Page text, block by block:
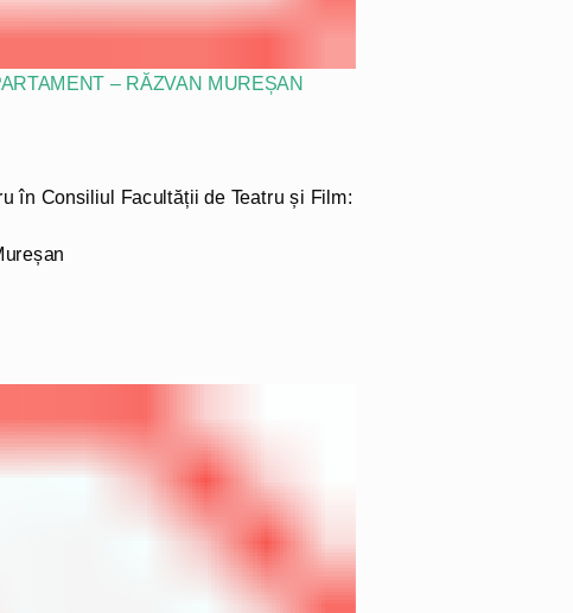
– RĂZVAN MUREȘAN
în Consiliul Facultății de Teatru și Film: